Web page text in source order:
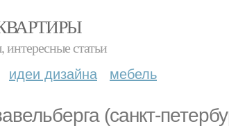
статьи
идеи дизайна мебель
(санкт-